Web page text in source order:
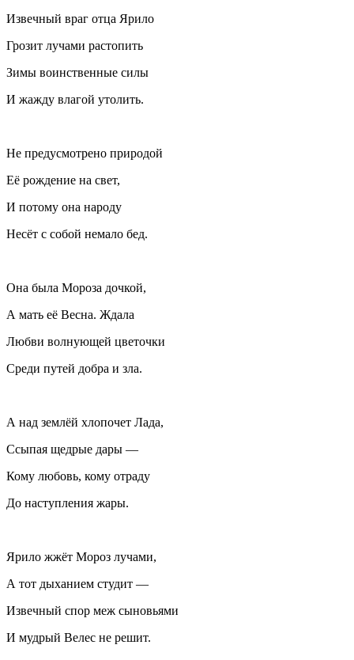
Извечный враг отца Ярило
Грозит лучами растопить
Зимы воинственные силы
И жажду влагой утолить.
Не предусмотрено природой
Её рождение на свет,
И потому она народу
Несёт с собой немало бед.
Она была Мороза дочкой,
А мать её Весна. Ждала
Любви волнующей цветочки
Среди путей добра и зла.
А над землёй хлопочет Лада,
Ссыпая щедрые дары —
Кому любовь, кому отраду
До наступления жары.
Ярило жжёт Мороз лучами,
А тот дыханием студит —
Извечный спор меж сыновьями
И мудрый Велес не решит.